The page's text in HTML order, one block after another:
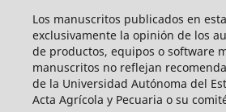
Los manuscritos publicados en
exclusivamente la opinión de los
de productos, equipos o software
manuscritos no reflejan
de la Universidad Autónoma del
Acta Agrícola y Pecuaria o su